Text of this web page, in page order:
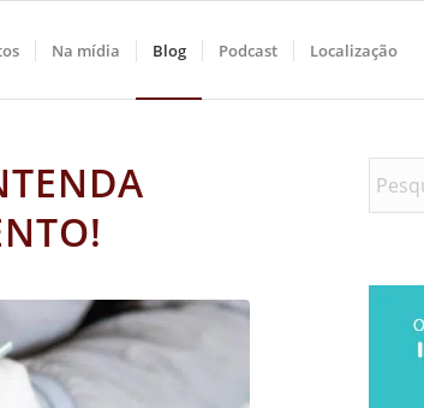
Na mídia Blog Podcast Localização